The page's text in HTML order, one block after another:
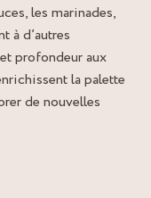
les marinades,
à d’autres
profondeur aux
la palette
de nouvelles